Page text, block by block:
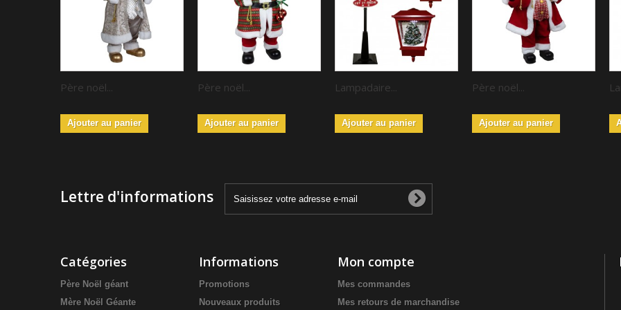
Père noël...
Ajouter au panier
Père noël...
Ajouter au panier
Lampadaire...
Ajouter au panier
Père noël...
Ajouter au panier
Lettre d'informations
Catégories
Père Noël géant
Mère Noël Géante
Informations
Promotions
Nouveaux produits
Mon compte
Mes commandes
Mes retours de marchandise